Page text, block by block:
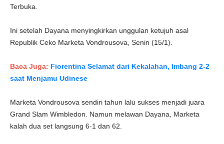
Terbuka.
Ini setelah Dayana menyingkirkan unggulan ketujuh asal
Republik Ceko Marketa Vondrousova, Senin (15/1).
Baca Juga: Fiorentina Selamat dari Kekalahan, Imbang 2-2
saat Menjamu Udinese
Marketa Vondrousova sendiri tahun lalu sukses menjadi juara
Grand Slam Wimbledon. Namun melawan Dayana, Marketa
kalah dua set langsung 6-1 dan 62.